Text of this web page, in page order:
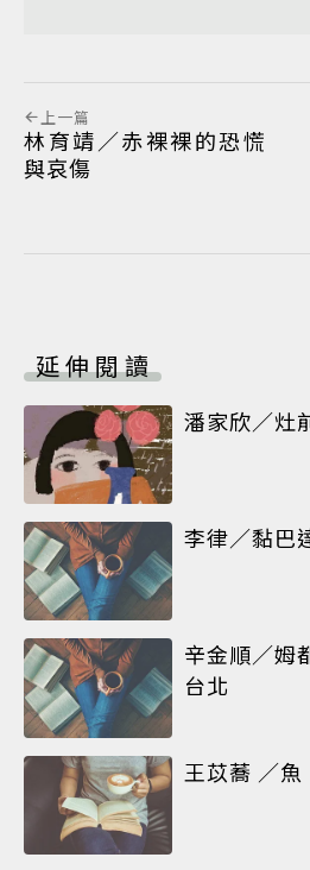
上一篇
林育靖／赤裸裸的恐慌
與哀傷
延伸閱讀
潘家欣／灶
李律／黏巴
辛金順／姆
台北
王苡蕎 ／魚